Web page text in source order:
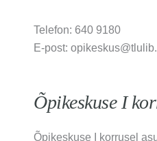
Telefon: 640 9180
E-post:
Õpikeskuse I
Õpikeskuse I korrusel